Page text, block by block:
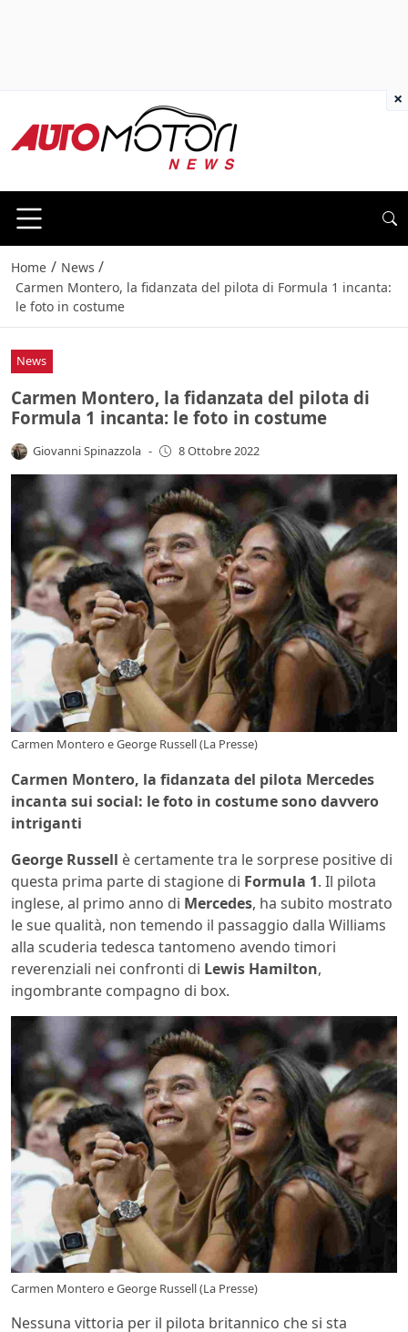
Home / News /
Carmen Montero, la fidanzata del pilota di Formula 1 incanta:
le foto in costume
News
Carmen Montero, la fidanzata del pilota di
Formula 1 incanta: le foto in costume
Giovanni Spinazzola - 8 Ottobre 2022
Carmen Montero e George Russell (La Presse)
Carmen Montero, la fidanzata del pilota Mercedes
incanta sui social: le foto in costume sono davvero
intriganti
George Russell è certamente tra le sorprese positive di
questa prima parte di stagione di Formula 1. Il pilota
inglese, al primo anno di Mercedes, ha subito mostrato
le sue qualità, non temendo il passaggio dalla Williams
alla scuderia tedesca tantomeno avendo timori
reverenziali nei confronti di Lewis Hamilton,
ingombrante compagno di box.
Carmen Montero e George Russell (La Presse)
Nessuna vittoria per il pilota britannico che si sta
×